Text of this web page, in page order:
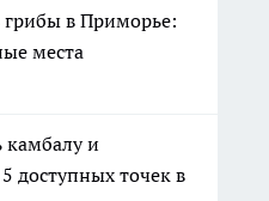
грибы в Приморье:
места
камбалу и
доступных точек в